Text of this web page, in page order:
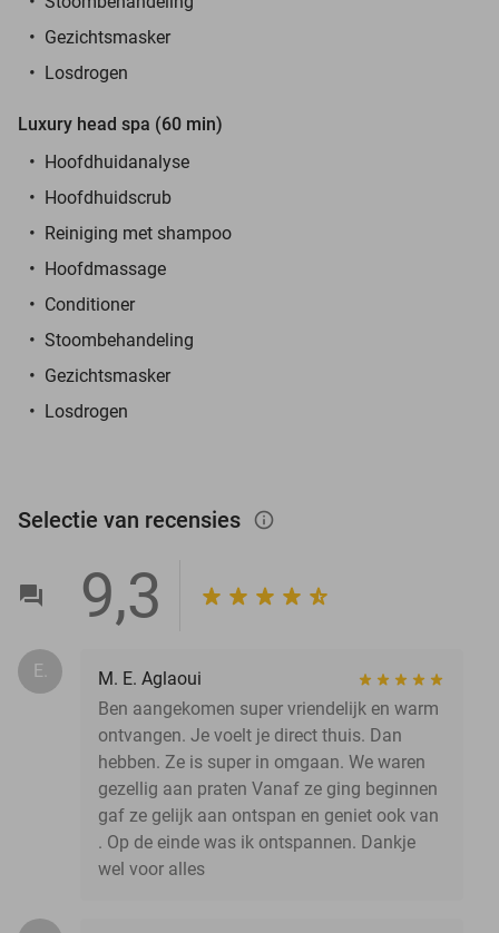
Gezichtsmasker
Losdrogen
Luxury head spa (60 min)
Hoofdhuidanalyse
Hoofdhuidscrub
Reiniging met shampoo
Hoofdmassage
Conditioner
Stoombehandeling
Gezichtsmasker
Losdrogen
Selectie van recensies info_outlined
9,3
E.
M. E. Aglaoui
Ben aangekomen super vriendelijk en warm
ontvangen. Je voelt je direct thuis. Dan
hebben. Ze is super in omgaan. We waren
gezellig aan praten Vanaf ze ging beginnen
gaf ze gelijk aan ontspan en geniet ook van
. Op de einde was ik ontspannen. Dankje
wel voor alles